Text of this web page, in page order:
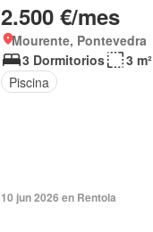
2.500 €/mes
Mourente, Pontevedra
3 Dormitorios
3 m²
Piscina
10 jun 2026 en Rentola